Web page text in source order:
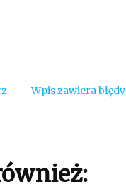
Wpis zawiera błędy